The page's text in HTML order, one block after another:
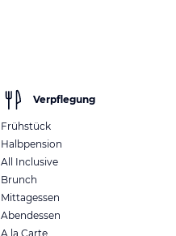
Verpflegung
Frühstück
Halbpension
All Inclusive
Brunch
Mittagessen
Abendessen
A la Carte